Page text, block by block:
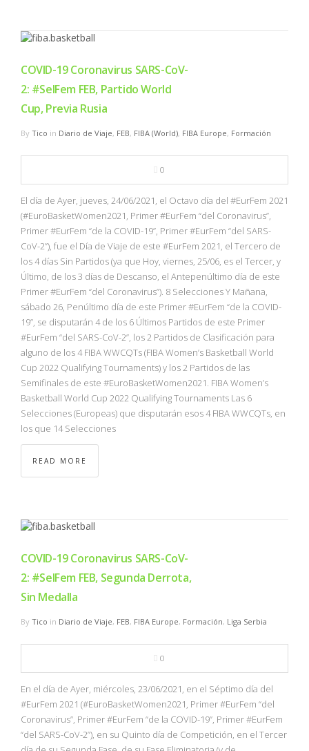
COVID-19 Coronavirus SARS-CoV-
2: #SelFem FEB, Partido World
Cup, Previa Rusia
By Tico in Diario de Viaje, FEB, FIBA (World), FIBA Europe, Formación
0
El día de Ayer, jueves, 24/06/2021, el Octavo día del #EurFem 2021
(#EuroBasketWomen2021, Primer #EurFem “del Coronavirus”,
Primer #EurFem “de la COVID-19”, Primer #EurFem “del SARS-
CoV-2”), fue el Día de Viaje de este #EurFem 2021, el Tercero de
los 4 días Sin Partidos (ya que Hoy, viernes, 25/06, es el Tercer, y
Último, de los 3 días de Descanso, el Antepenúltimo día de este
Primer #EurFem “del Coronavirus”). 8 Selecciones Y Mañana,
sábado 26, Penúltimo día de este Primer #EurFem “de la COVID-
19”, se disputarán 4 de los 6 Últimos Partidos de este Primer
#EurFem “del SARS-CoV-2”, los 2 Partidos de Clasificación para
alguno de los 4 FIBA WWCQTs (FIBA Women’s Basketball World
Cup 2022 Qualifying Tournaments) y los 2 Partidos de las
Semifinales de este #EuroBasketWomen2021. FIBA Women’s
Basketball World Cup 2022 Qualifying Tournaments Las 6
Selecciones (Europeas) que disputarán esos 4 FIBA WWCQTs, en
los que 14 Selecciones
READ MORE
COVID-19 Coronavirus SARS-CoV-
2: #SelFem FEB, Segunda Derrota,
Sin Medalla
By Tico in Diario de Viaje, FEB, FIBA Europe, Formación, Liga Serbia
0
En el día de Ayer, miércoles, 23/06/2021, en el Séptimo día del
#EurFem 2021 (#EuroBasketWomen2021, Primer #EurFem “del
Coronavirus”, Primer #EurFem “de la COVID-19”, Primer #EurFem
“del SARS-CoV-2”), en su Quinto día de Competición, en el Tercer